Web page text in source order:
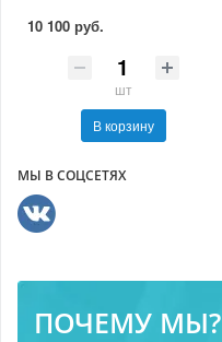
10 100 руб.
шт
В корзину
МЫ В СОЦСЕТЯХ
ПОЧЕМУ МЫ?